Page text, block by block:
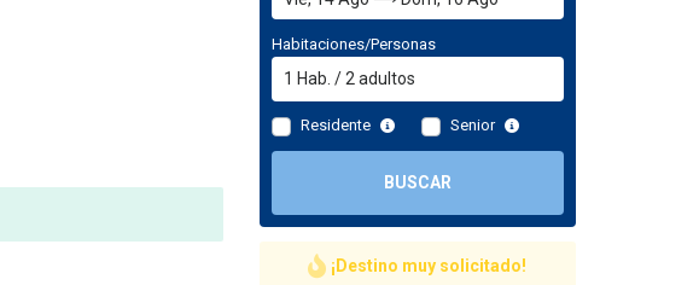
Habitaciones/Personas
1 Hab. /2 adultos
Residente Senior
BUSCAR
¡Destino muy solicitado!